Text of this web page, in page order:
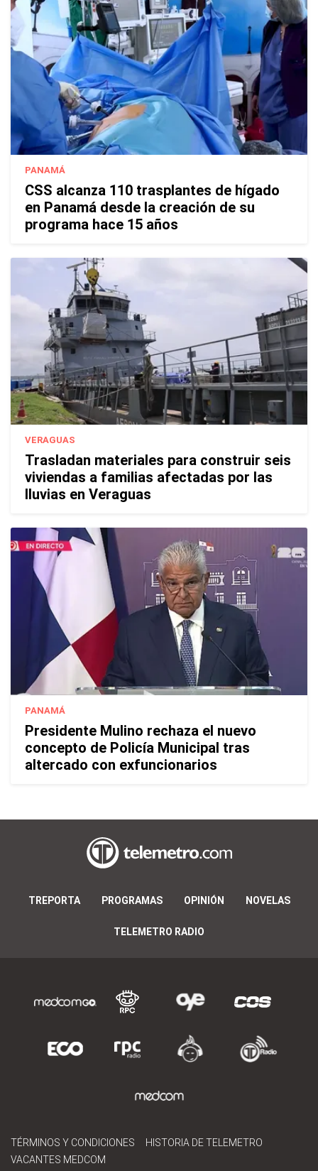
PANAMÁ
CSS alcanza 110 trasplantes de hígado
en Panamá desde la creación de su
programa hace 15 años
VERAGUAS
Trasladan materiales para construir seis
viviendas a familias afectadas por las
lluvias en Veraguas
PANAMÁ
Presidente Mulino rechaza el nuevo
concepto de Policía Municipal tras
altercado con exfuncionarios
TREPORTA PROGRAMAS OPINIÓN NOVELAS
TELEMETRO RADIO
TÉRMINOS Y CONDICIONES
HISTORIA DE TELEMETRO
VACANTES MEDCOM